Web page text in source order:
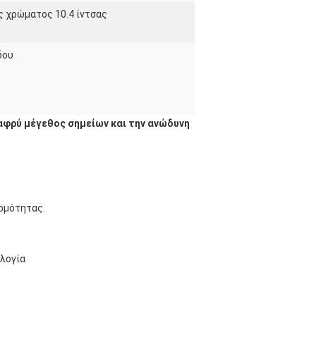
χρώματος 10.4 ίντσας
μέγεθος σημείων και την ανώδυνη